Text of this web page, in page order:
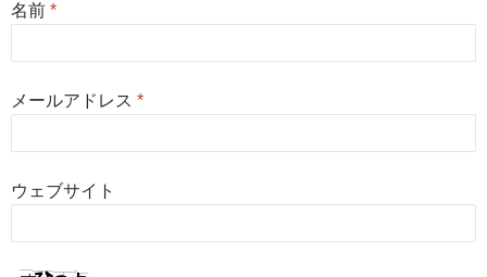
名前 *
メールアドレス *
ウェブサイト